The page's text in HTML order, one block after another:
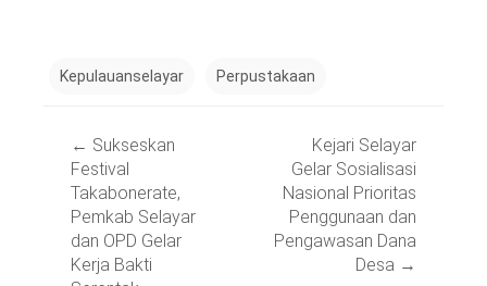
Kepulauanselayar Perpustakaan
navigation
← Sukseskan
Festival
Takabonerate,
Pemkab Selayar
dan OPD Gelar
Kerja Bakti
Kejari Selayar
Gelar Sosialisasi
Nasional Prioritas
Penggunaan dan
Pengawasan Dana
Desa →